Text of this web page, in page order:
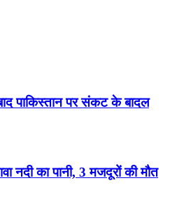
पाकिस्तान पर संकट के बादल
नदी का पानी, 3 मजदूरों की मौत